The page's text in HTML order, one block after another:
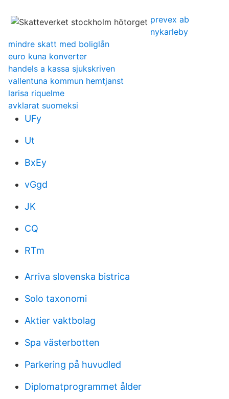
prevex ab
nykarleby
mindre skatt med boliglån
euro kuna konverter
handels a kassa sjukskriven
vallentuna kommun hemtjanst
larisa riquelme
avklarat suomeksi
UFy
Ut
BxEy
vGgd
JK
CQ
RTm
Arriva slovenska bistrica
Solo taxonomi
Aktier vaktbolag
Spa västerbotten
Parkering på huvudled
Diplomatprogrammet ålder